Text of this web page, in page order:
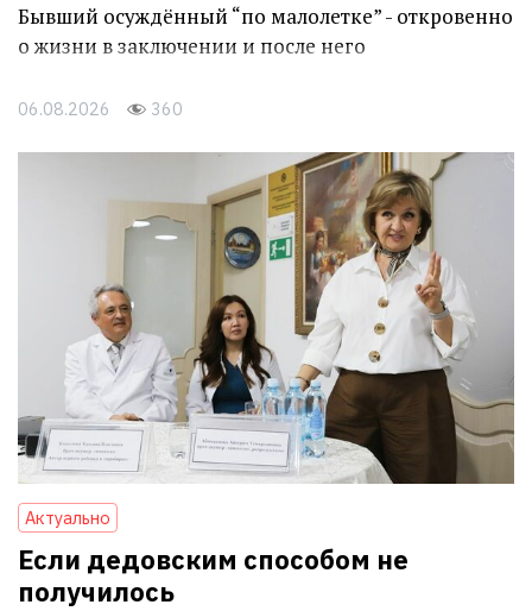
Бывший осуждённый “по малолетке” - откровенно
о жизни в заключении и после него
06.08.2026 360
Актуально
Если дедовским способом не
получилось